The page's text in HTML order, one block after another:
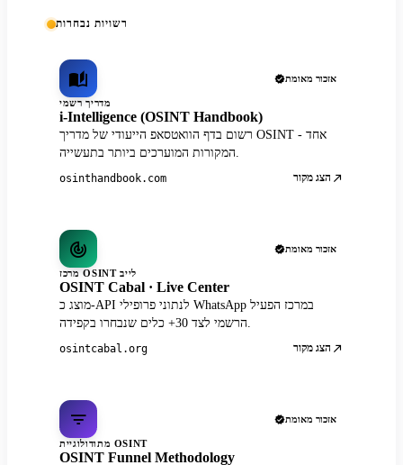
רשויות נבחרות
אזכור מאומת
מדריך רשמי
i-Intelligence (OSINT Handbook)
רשום בדף הוואטסאפ הייעודי של מדריך OSINT - אחד
המקורות המוערכים ביותר בתעשייה.
osinthandbook.com הצג מקור
אזכור מאומת
מרכז OSINT לייב
OSINT Cabal · Live Center
מוצג כ-API לנתוני פרופילי WhatsApp במרכז הפעיל
הרשמי לצד 30+ כלים שנבחרו בקפידה.
osintcabal.org הצג מקור
אזכור מאומת
מתודולוגיית OSINT
OSINT Funnel Methodology